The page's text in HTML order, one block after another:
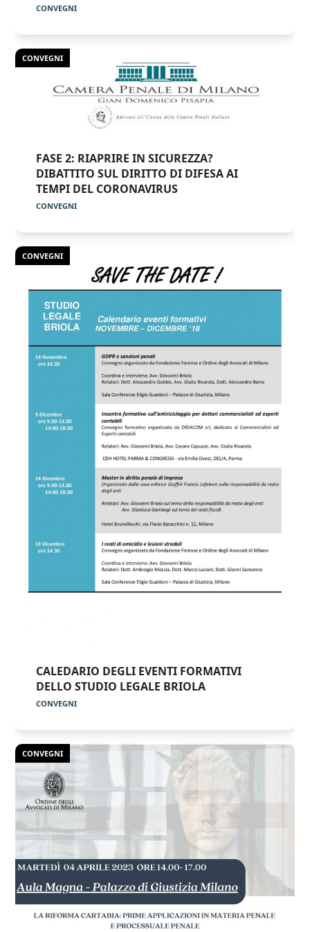
CONVEGNI
CONVEGNI
FASE 2: RIAPRIRE IN SICUREZZA?
DIBATTITO SUL DIRITTO DI DIFESA AI
TEMPI DEL CORONAVIRUS
CONVEGNI
CONVEGNI
CALEDARIO DEGLI EVENTI FORMATIVI
DELLO STUDIO LEGALE BRIOLA
CONVEGNI
CONVEGNI